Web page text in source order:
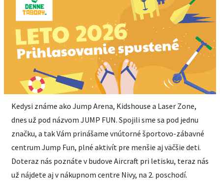
Kedysi známe ako Jump Arena, Kidshouse a Laser Zone,
dnes už pod názvom JUMP FUN. Spojili sme sa pod jednu
značku, a tak Vám prinášame vnútorné športovo-zábavné
centrum Jump Fun, plné aktivít pre menšie aj väčšie deti.
Doteraz nás poznáte v budove Aircraft pri letisku, teraz nás
už nájdete aj v nákupnom centre Nivy, na 2. poschodí.